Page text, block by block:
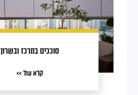
סוככים במרכז ובשרון
קרא עוד >>